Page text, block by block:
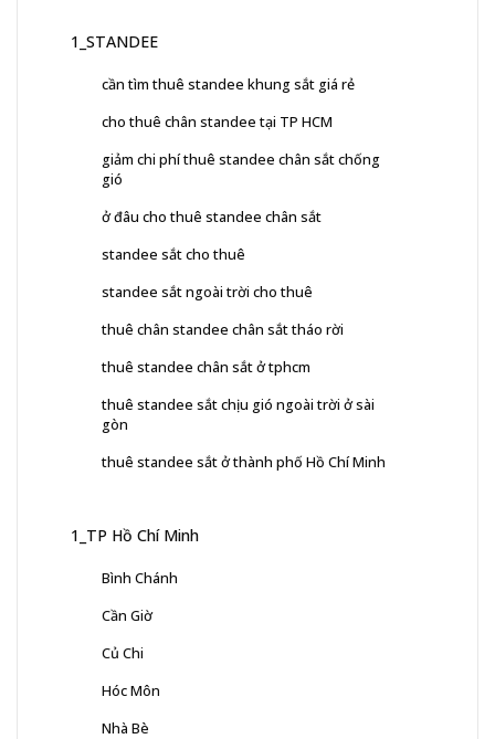
1_STANDEE
cần tìm thuê standee khung sắt giá rẻ
cho thuê chân standee tại TP HCM
giảm chi phí thuê standee chân sắt chống
gió
ở đâu cho thuê standee chân sắt
standee sắt cho thuê
standee sắt ngoài trời cho thuê
thuê chân standee chân sắt tháo rời
thuê standee chân sắt ở tphcm
thuê standee sắt chịu gió ngoài trời ở sài
gòn
thuê standee sắt ở thành phố Hồ Chí Minh
1_TP Hồ Chí Minh
Bình Chánh
Cần Giờ
Củ Chi
Hóc Môn
Nhà Bè